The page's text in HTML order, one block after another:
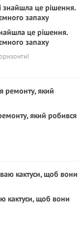
це рішення.
запаху
який робився
кактуси, щоб вони